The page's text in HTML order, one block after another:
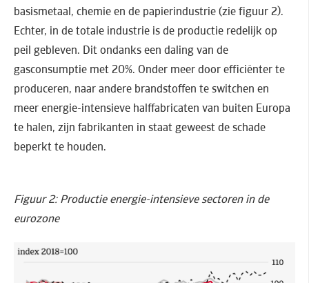
basismetaal, chemie en de papierindustrie (zie figuur 2).
Echter, in de totale industrie is de productie redelijk op
peil gebleven. Dit ondanks een daling van de
gasconsumptie met 20%. Onder meer door efficiënter te
produceren, naar andere brandstoffen te switchen en
meer energie-intensieve halffabricaten van buiten Europa
te halen, zijn fabrikanten in staat geweest de schade
beperkt te houden.
Figuur 2: Productie energie-intensieve sectoren in de
eurozone